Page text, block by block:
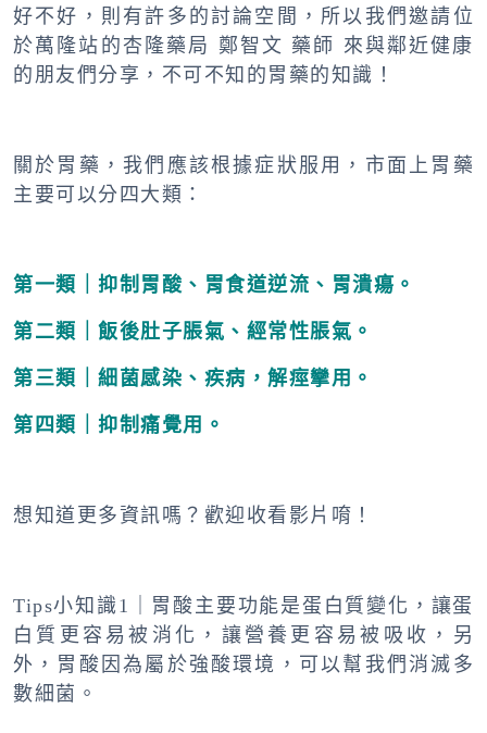
好不好，則有許多的討論空間，所以我們邀請位
於萬隆站的杏隆藥局 鄭智文 藥師 來與鄰近健康
的朋友們分享，不可不知的胃藥的知識！
關於胃藥，我們應該根據症狀服用，市面上胃藥
主要可以分四大類：
第一類｜抑制胃酸、胃食道逆流、胃潰瘍。
第二類｜飯後肚子脹氣、經常性脹氣。
第三類｜細菌感染、疾病，解痙攣用。
第四類｜抑制痛覺用。
想知道更多資訊嗎？歡迎收看影片唷！
Tips小知識1｜胃酸主要功能是蛋白質變化，讓蛋
白質更容易被消化，讓營養更容易被吸收，另
外，胃酸因為屬於強酸環境，可以幫我們消滅多
數細菌。